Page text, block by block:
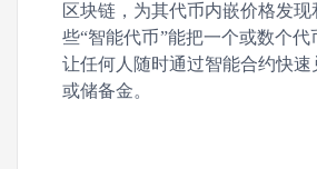
区块链，为其代币内嵌价格发
些“智能代币”能把一个或数个代
让任何人随时通过智能合约快速
或储备金。